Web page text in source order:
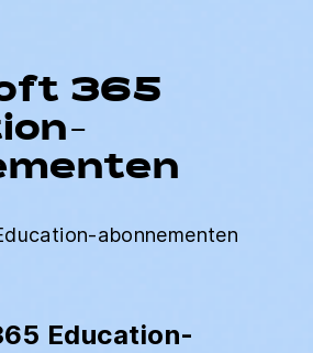
365
abonnementen
Education-